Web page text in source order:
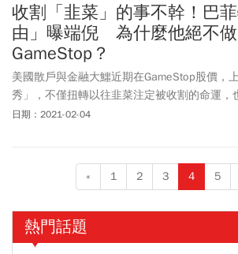
收割「韭菜」的事不幹！巴
由」曝端倪 為什麼他絕不
GameStop？
美國散戶與金融大鱷近期在GameStop股價，
秀」，不僅扭轉以往韭菜注定被收割的命運，
而，經過暴漲後的GameStop，近日開始回跌
外界不禁開始思考，這場被視為華爾街之亂的
GameStop」，背後隱含的「去中心化思想」
被翻了出來，從中不難看出，為什麼巴菲特絕
的理由。
日期：2021-02-04
« 1 2 3 4 5
熱門話題